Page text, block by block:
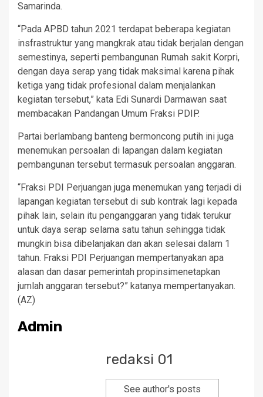
Samarinda.
“Pada APBD tahun 2021 terdapat beberapa kegiatan
insfrastruktur yang mangkrak atau tidak berjalan dengan
semestinya, seperti pembangunan Rumah sakit Korpri,
dengan daya serap yang tidak maksimal karena pihak
ketiga yang tidak profesional dalam menjalankan
kegiatan tersebut,” kata Edi Sunardi Darmawan saat
membacakan Pandangan Umum Fraksi PDIP.
Partai berlambang banteng bermoncong putih ini juga
menemukan persoalan di lapangan dalam kegiatan
pembangunan tersebut termasuk persoalan anggaran.
“Fraksi PDI Perjuangan juga menemukan yang terjadi di
lapangan kegiatan tersebut di sub kontrak lagi kepada
pihak lain, selain itu penganggaran yang tidak terukur
untuk daya serap selama satu tahun sehingga tidak
mungkin bisa dibelanjakan dan akan selesai dalam 1
tahun. Fraksi PDI Perjuangan mempertanyakan apa
alasan dan dasar pemerintah propinsimenetapkan
jumlah anggaran tersebut?” katanya mempertanyakan.
(AZ)
Admin
redaksi 01
See author's posts